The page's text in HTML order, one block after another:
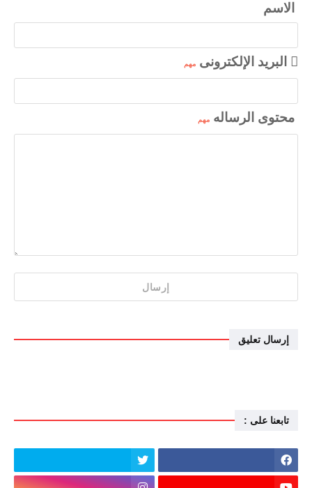
الاسم
البريد الإلكترونى مهم
محتوى الرساله مهم
إرسال تعليق
تابعنا على :